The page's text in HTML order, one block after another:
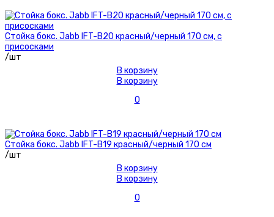
Стойка бокс. Jabb IFT-B20 красный/черный 170 см, с
присосками
/шт
В корзину
В корзину
0
Стойка бокс. Jabb IFT-B19 красный/черный 170 см
/шт
В корзину
В корзину
0